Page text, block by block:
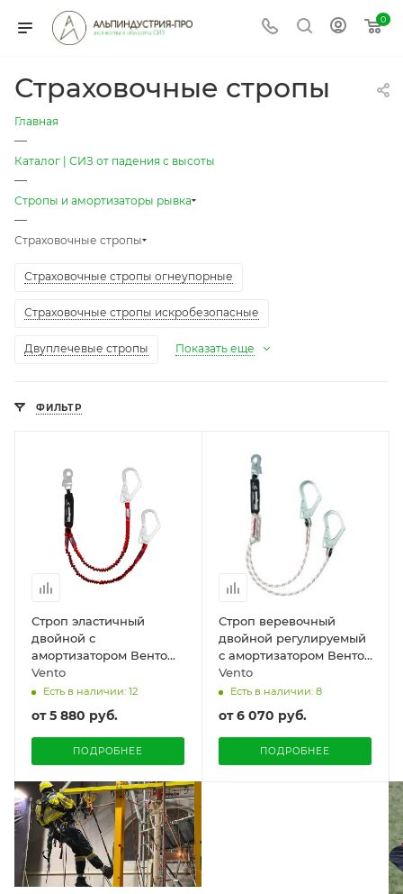
0
Страховочные стропы
Главная
—
Каталог | СИЗ от падения с высоты
—
Стропы и амортизаторы рывка
—
Страховочные стропы
Страховочные стропы огнеупорные
Страховочные стропы искробезопасные
Двуплечевые стропы Показать еще
ФИЛЬТР
Строп эластичный
двойной с
амортизатором Венто
«аЕ22»
Vento
Есть в наличии: 12
от5 880 руб.
ПОДРОБНЕЕ
Строп веревочный
двойной регулируемый
с амортизатором Венто
aB22p
Vento
Есть в наличии: 8
от6 070 руб.
ПОДРОБНЕЕ